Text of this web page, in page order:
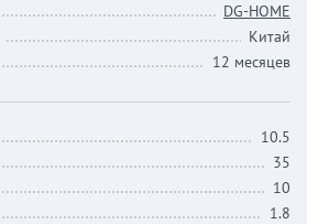
DG-HOME
Китай
12 месяцев
10.5
35
10
1.8